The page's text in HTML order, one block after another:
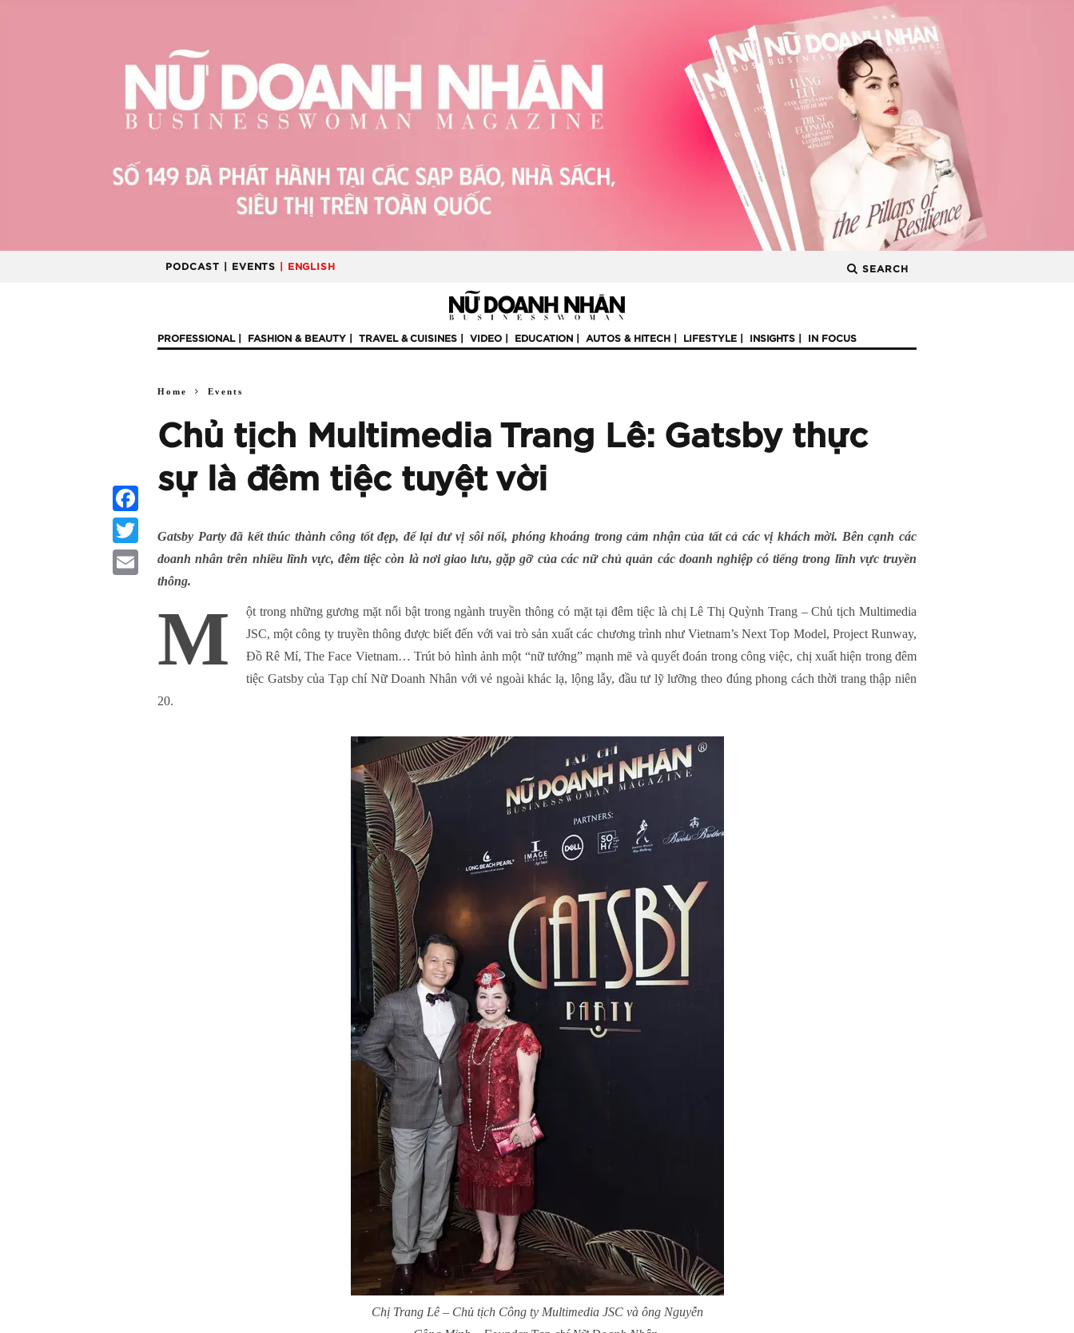
PODCAST | EVENTS | ENGLISH SEARCH
PROFESSIONAL FASHION & BEAUTY TRAVEL & CUISINES VIDEO EDUCATION AUTOS & HITECH LIFESTYLE INSIGHTS IN FOCUS
Home Events
Chủ tịch Multimedia Trang Lê: Gatsby thực
sự là đêm tiệc tuyệt vời
Gatsby Party đã kết thúc thành công tốt đẹp, để lại dư vị sôi nổi, phóng khoáng trong cảm nhận của tất cả các vị khách mời. Bên cạnh các
doanh nhân trên nhiều lĩnh vực, đêm tiệc còn là nơi giao lưu, gặp gỡ của các nữ chủ quản các doanh nghiệp có tiếng trong lĩnh vực truyền
thông.
M
ột trong những gương mặt nổi bật trong ngành truyền thông có mặt tại đêm tiệc là chị Lê Thị Quỳnh Trang – Chủ tịch Multimedia
JSC, một công ty truyền thông được biết đến với vai trò sản xuất các chương trình như Vietnam’s Next Top Model, Project Runway,
Đồ Rê Mí, The Face Vietnam… Trút bỏ hình ảnh một “nữ tướng” mạnh mẽ và quyết đoán trong công việc, chị xuất hiện trong đêm
tiệc Gatsby của Tạp chí Nữ Doanh Nhân với vẻ ngoài khác lạ, lộng lẫy, đầu tư lỹ lưỡng theo đúng phong cách thời trang thập niên
20.
Chị Trang Lê – Chủ tịch Công ty Multimedia JSC và ông Nguyễn
Facebook
Twitter